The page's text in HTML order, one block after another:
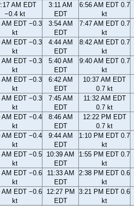
AM EDT
−0.4 kt
3:11 AM
EDT
6:56 AM EDT 0.7
kt
AM EDT −0.3
kt
3:54 AM
EDT
7:47 AM EDT 0.7
kt
AM EDT −0.3
kt
4:44 AM
EDT
8:42 AM EDT 0.7
kt
AM EDT −0.3
kt
5:40 AM
EDT
9:40 AM EDT 0.7
kt
AM EDT −0.3
kt
6:42 AM
EDT
10:37 AM EDT
0.7 kt
AM EDT −0.3
kt
7:45 AM
EDT
11:32 AM EDT
0.7 kt
AM EDT −0.4
kt
8:46 AM
EDT
12:22 PM EDT
0.7 kt
AM EDT −0.4
kt
9:44 AM
EDT
1:10 PM EDT 0.7
kt
AM EDT −0.5
kt
10:39 AM
EDT
1:55 PM EDT 0.7
kt
AM EDT −0.6
kt
11:33 AM
EDT
2:38 PM EDT 0.6
kt
AM EDT −0.6
kt
12:27 PM
EDT
3:21 PM EDT 0.6
kt